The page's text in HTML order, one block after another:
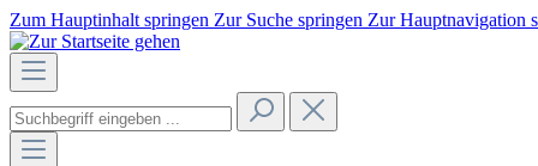
Zum Hauptinhalt springen Zur Suche springen Zur Hauptnavigation